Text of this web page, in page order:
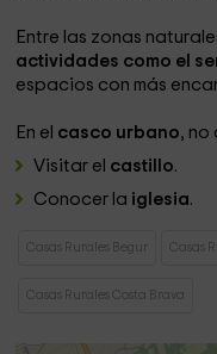
Entre las zonas
actividades como el
espacios con más
En el casco urbano, no
Visitar el castillo.
Conocer la iglesia.
Casas Rurales Begur Casas
Casas Rurales Costa Brava